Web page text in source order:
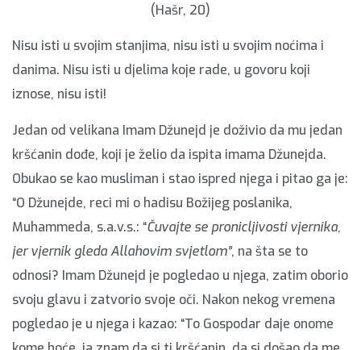
(Hašr, 20)
Nisu isti u svojim stanjima, nisu isti u svojim noćima i
danima. Nisu isti u djelima koje rade, u govoru koji
iznose, nisu isti!
Jedan od velikana Imam Džunejd je doživio da mu jedan
kršćanin dođe, koji je želio da ispita imama Džunejda.
Obukao se kao musliman i stao ispred njega i pitao ga je:
“O Džunejde, reci mi o hadisu Božijeg poslanika,
Muhammeda, s.a.v.s.: “Čuvajte se pronicljivosti vjernika,
jer vjernik gleda Allahovim svjetlom”, na šta se to
odnosi? Imam Džunejd je pogledao u njega, zatim oborio
svoju glavu i zatvorio svoje oči. Nakon nekog vremena
pogledao je u njega i kazao: “To Gospodar daje onome